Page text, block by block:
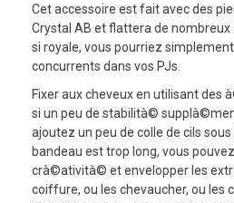
Cet accessoire est fait avec des
Crystal AB et flattera de
si royale, vous pourriez
concurrents dans vos PJs.
Fixer aux cheveux en utilisant des
si un peu de stabilità©
ajoutez un peu de colle de cils
bandeau est trop long, vous
crà©atività© et envelopper les
coiffure, ou les chevaucher, ou les